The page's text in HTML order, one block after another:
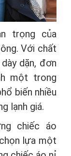
trọng của
Với chất
dặn, đơn
một trong
biến nhiều
lạnh giá.
chiếc áo
lựa một